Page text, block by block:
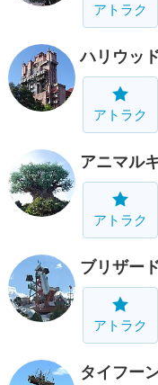
アトラク
ハリウッ
アトラク
アニマル
アトラク
ブリザー
アトラク
タイフー